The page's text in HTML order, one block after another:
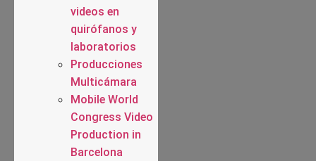
videos en
quirófanos y
laboratorios
Producciones
Multicámara
Mobile World
Congress Video
Production in
Barcelona